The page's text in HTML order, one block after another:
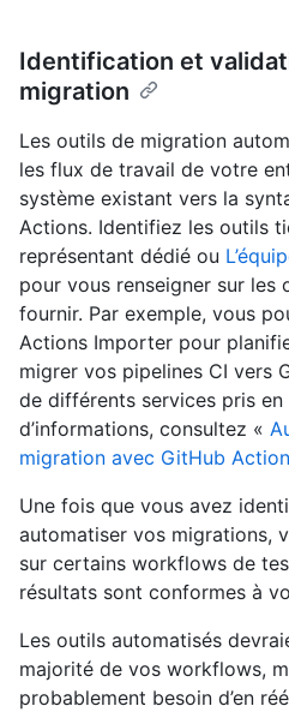
Identification et
migration
Les outils de migration
les flux de travail de votre
système existant vers la
Actions. Identifiez les outils
représentant dédié ou
pour vous renseigner sur les
fournir. Par exemple, vous
Actions Importer pour
migrer vos pipelines CI vers
de différents services pris en
d’informations, consultez «
migration avec GitHub
Une fois que vous avez
automatiser vos migrations,
sur certains workflows de
résultats sont conformes à
Les outils automatisés
majorité de vos workflows,
probablement besoin d’en